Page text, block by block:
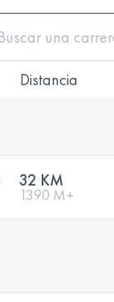
Distancia
32 KM
1390 M+